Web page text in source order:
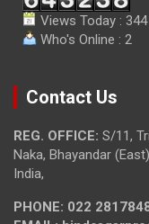
Views Today : 344
Who's Online : 2
Contact Us
REG. OFFICE: S/11,
Naka, Bhayandar
India,
PHONE: 022